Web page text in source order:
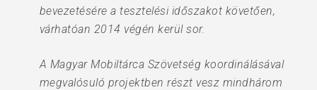
bevezetésére a tesztelési időszakot követően,
várhatóan 2014 végén kerül sor.
A Magyar Mobiltárca Szövetség koordinálásával
megvalósuló projektben részt vesz mindhárom